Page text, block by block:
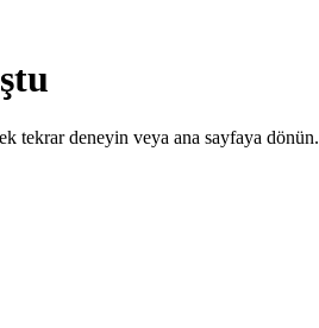
tekrar deneyin veya ana sayfaya dönün.